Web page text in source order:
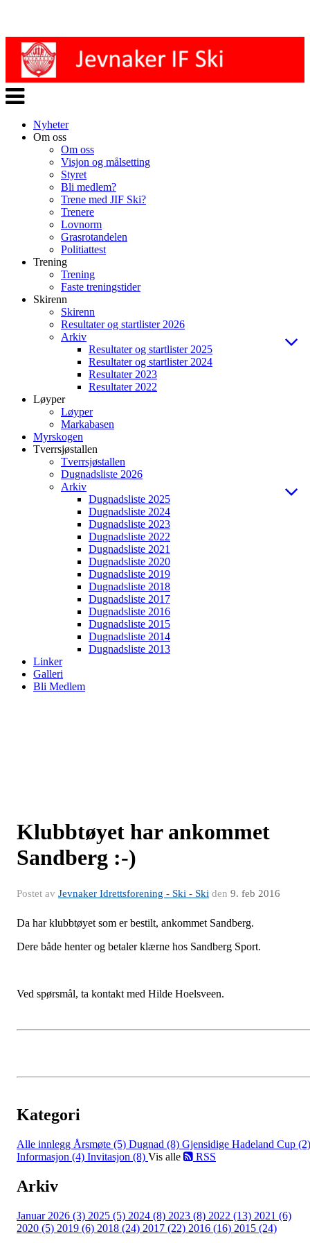
Veksle
navigasjon
Nyheter
Om oss
Om oss
Visjon og målsetting
Styret
Bli medlem?
Trene med JIF Ski?
Trenere
Lovnorm
Grasrotandelen
Politiattest
Trening
Trening
Faste treningstider
Skirenn
Skirenn
Resultater og startlister 2026
Arkiv
Resultater og startlister 2025
Resultater og startlister 2024
Resultater 2023
Resultater 2022
Løyper
Løyper
Markabasen
Myrskogen
Tverrsjøstallen
Tverrsjøstallen
Dugnadsliste 2026
Arkiv
Dugnadsliste 2025
Dugnadsliste 2024
Dugnadsliste 2023
Dugnadsliste 2022
Dugnadsliste 2021
Dugnadsliste 2020
Dugnadsliste 2019
Dugnadsliste 2018
Dugnadsliste 2017
Dugnadsliste 2016
Dugnadsliste 2015
Dugnadsliste 2014
Dugnadsliste 2013
Linker
Galleri
Bli Medlem
Klubbtøyet har ankommet
Sandberg :-)
Postet av Jevnaker Idrettsforening - Ski - Ski den 9. feb 2016
Da har klubbtøyet som er bestilt, ankommet Sandberg.
Dere både henter og betaler klærne hos Sandberg Sport.
Ved spørsmål, ta kontakt med Hilde Hoelsveen.
Kategori
Alle innlegg Årsmøte (5) Dugnad (8) Gjensidige Hadeland Cup (2)
Informasjon (4) Invitasjon (8) Vis alle RSS
Arkiv
Januar 2026 (3) 2025 (5) 2024 (8) 2023 (8) 2022 (13) 2021 (6)
2020 (5) 2019 (6) 2018 (24) 2017 (22) 2016 (16) 2015 (24)